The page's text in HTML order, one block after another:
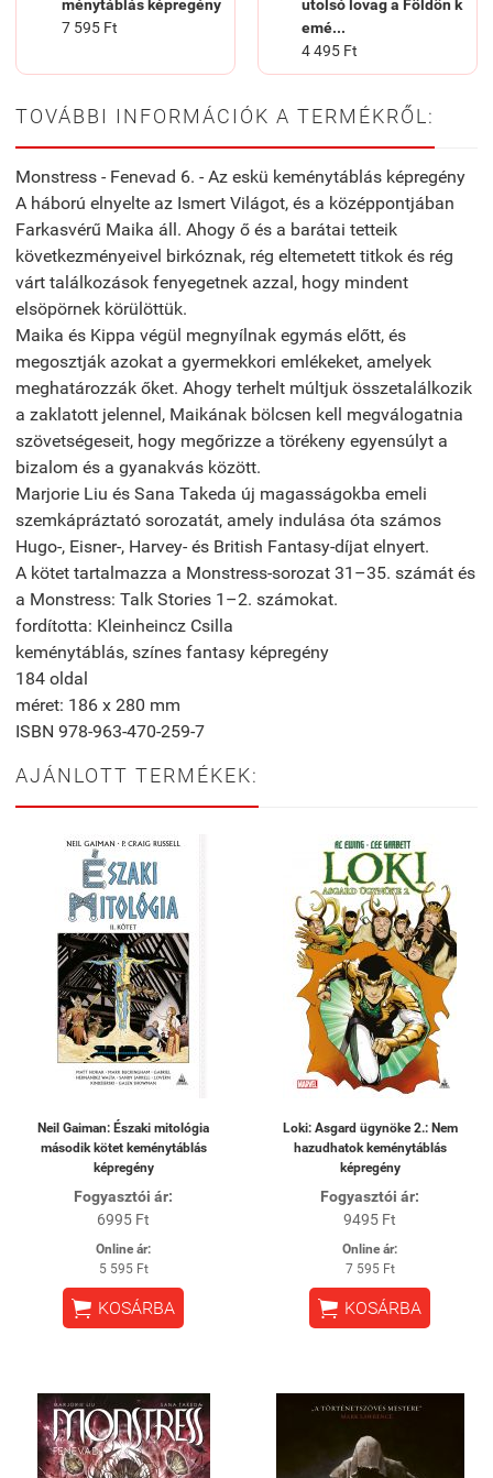
ménytáblás képregény
7 595 Ft
utolsó lovag a Földön k
emé...
4 495 Ft
TOVÁBBI INFORMÁCIÓK A TERMÉKRŐL:
Monstress - Fenevad 6. - Az eskü keménytáblás képregény
A háború elnyelte az Ismert Világot, és a közép­pontjában
Farkasvérű Maika áll. Ahogy ő és a barátai tetteik
következményeivel birkóznak, rég eltemetett titkok és rég
várt találkozások fenyegetnek azzal, hogy mindent
elsöpörnek körülöttük.
Maika és Kippa végül megnyílnak egymás előtt, és
megosztják azokat a gyermekkori emlékeket, amelyek
meghatározzák őket. Ahogy terhelt múltjuk összetalálkozik
a zaklatott jelennel, Maikának bölcsen kell megválogatnia
szövetségeseit, hogy megőrizze a törékeny egyensúlyt a
bizalom és a gyanakvás között.
Marjorie Liu és Sana Takeda új magasságokba emeli
szemkápráztató sorozatát, amely indulása óta számos
Hugo-, Eisner-, Harvey- és British Fantasy-díjat elnyert.
A kötet tartalmazza a Monstress-sorozat 31–35. számát és
a Monstress: Talk Stories 1–2. számokat.
fordította: Kleinheincz Csilla
keménytáblás, színes fantasy képregény
184 oldal
méret: 186 x 280 mm
ISBN 978-963-470-259-7
AJÁNLOTT TERMÉKEK:
Neil Gaiman: Északi mitológia
második kötet keménytáblás
képregény
Fogyasztói ár:
6995 Ft
Online ár:
5 595 Ft
 KOSÁRBA
Loki: Asgard ügynöke 2.: Nem
hazudhatok keménytáblás
képregény
Fogyasztói ár:
9495 Ft
Online ár:
7 595 Ft
 KOSÁRBA